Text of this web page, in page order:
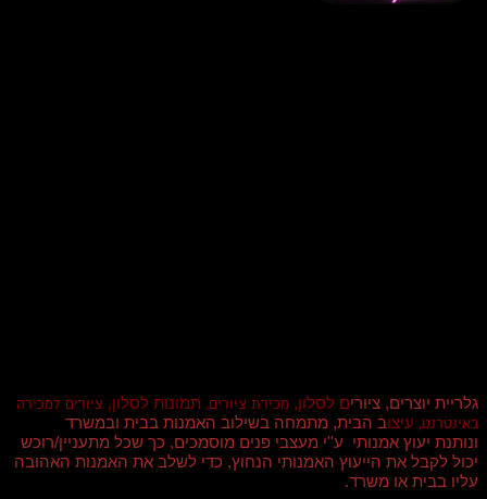
גלריית יוצרים, ציורים לסלון, מכירת ציורים, תמונות לסלון, ציורים למכירה
באינטרנט, עיצוב הבית, מתמחה בשילוב האמנות בבית ובמשרד
ונותנת יעוץ אמנותי ע''י מעצבי פנים מוסמכים, כך שכל מתעניין/רוכש
יכול לקבל את הייעוץ האמנותי הנחוץ, כדי לשלב את האמנות האהובה
עליו בבית או משרד.